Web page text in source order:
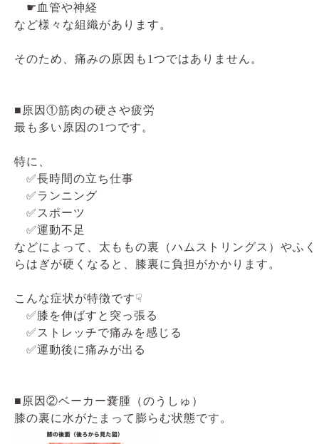
☛血管や神経
など様々な組織があります。
そのため、痛みの原因も1つではありません。
■原因①筋肉の硬さや疲労
最も多い原因の1つです。
特に、
✅長時間の立ち仕事
✅ランニング
✅スポーツ
✅運動不足
などによって、太ももの裏（ハムストリングス）やふく
らはぎが硬くなると、膝裏に負担がかかります。
こんな症状が特徴です☟
✅膝を伸ばすと突っ張る
✅ストレッチで痛みを感じる
✅運動後に痛みが出る
■原因②ベーカー嚢腫（のうしゅ）
膝の裏に水がたまって膨らむ状態です。